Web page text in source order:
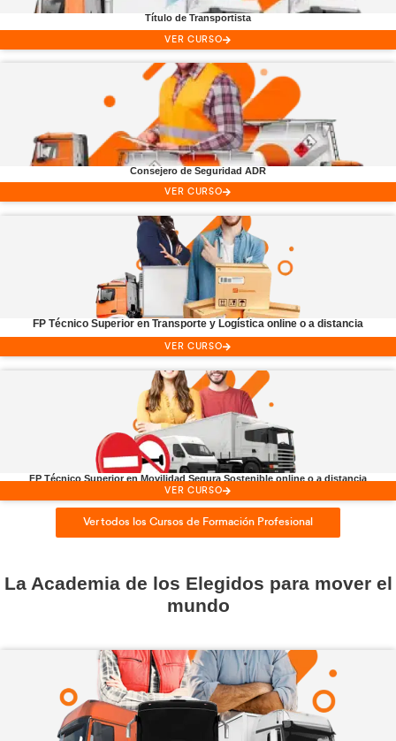
Único Centro Oficial
Formación Profesional
Transporte y Logística
Título deTransportista
VER CURSO
Consejero deSeguridad ADR
VER CURSO
FP Técnico Superior enTransporte y Logística online
VER CURSO